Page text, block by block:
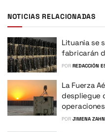
NOTICIAS RELACIONADAS
Lituania se
fabricarán
POR REDACCIÓN
La Fuerza
despliegue
POR JIMENA ZAHN